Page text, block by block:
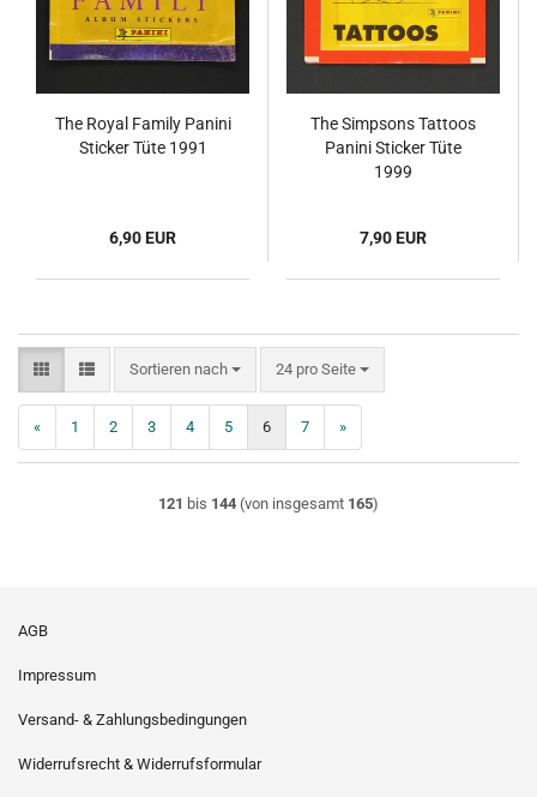
The Royal Family Panini
Sticker Tüte 1991
6,90 EUR
The Simpsons Tattoos
Panini Sticker Tüte
1999
7,90 EUR
Sortieren nach
Sortieren nach 24 pro Seite
pro Seite
« 1 2 3 4 5 6 7 »
121 bis 144 (von insgesamt 165)
AGB
Impressum
Versand- & Zahlungsbedingungen
Widerrufsrecht & Widerrufsformular